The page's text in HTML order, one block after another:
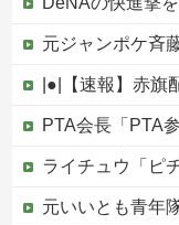
元ジャンポケ斉
|●|【速報】赤旗配達中の共
PTA会長「PTA参加
ライチュウ「ピチューとピカ
元いいとも青年